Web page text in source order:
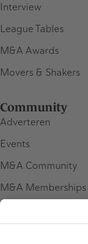
Interview
League Tables
M&A Awards
Movers & Shakers
Community
Adverteren
Events
M&A Community
M&A Memberships